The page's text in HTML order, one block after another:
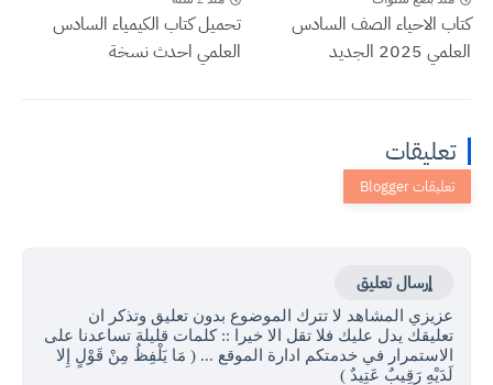
كتاب الاحياء الصف السادس
العلمي 2025 الجديد
تحميل كتاب الكيمياء السادس
العلمي احدث نسخة
تعليقات
إرسال تعليق
عزيزي المشاهد لا تترك الموضوع بدون تعليق وتذكر ان
تعليقك يدل عليك فلا تقل الا خيرا :: كلمات قليلة تساعدنا على
الاستمرار في خدمتكم ادارة الموقع ... ( مَا يَلْفِظُ مِنْ قَوْلٍ إِلا
لَدَيْهِ رَقِيبٌ عَتِيدٌ )